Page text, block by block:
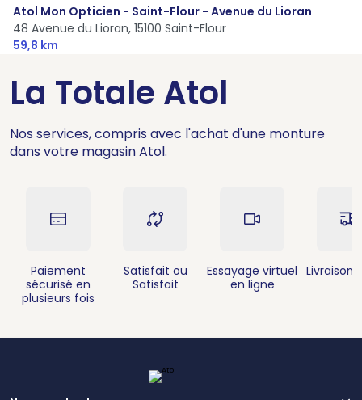
Atol Mon Opticien - Saint-Flour - Avenue du Lioran
48 Avenue du Lioran, 15100 Saint-Flour
59,8 km
La Totale Atol
Nos services, compris avec l'achat d'une monture
dans votre magasin Atol.
Paiement
sécurisé en
plusieurs fois
Satisfait ou
Satisfait
Essayage virtuel
en ligne
Livraison